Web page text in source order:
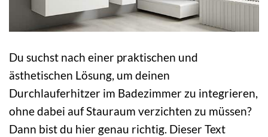
Du suchst nach einer praktischen und
ästhetischen Lösung, um deinen
Durchlauferhitzer im Badezimmer zu integrieren,
ohne dabei auf Stauraum verzichten zu müssen?
Dann bist du hier genau richtig. Dieser Text